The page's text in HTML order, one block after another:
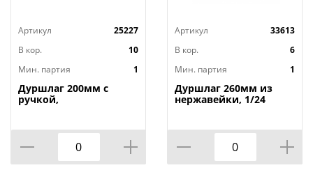
Артикул
25227
В кор.
10
Мин. партия
1
Дуршлаг 200мм с
ручкой,
КАЛИТВА, 1/10
Артикул
33613
В кор.
6
Мин. партия
1
Дуршлаг 260мм из
нержавейки, 1/24